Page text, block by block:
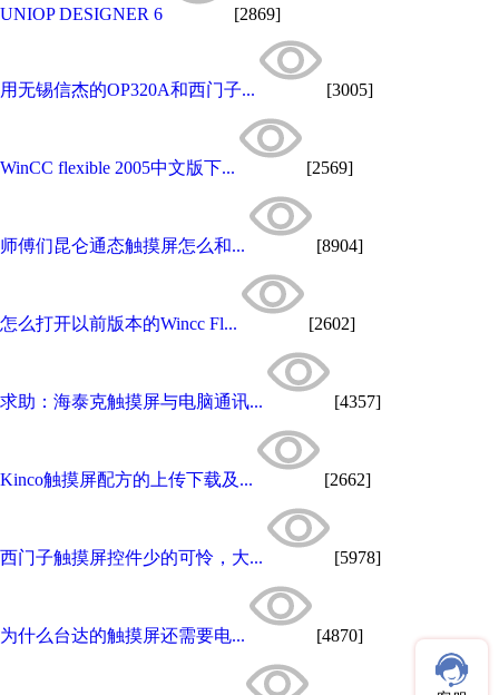
UNIOP DESIGNER 6 [2869]
用无锡信杰的OP320A和西门子... [3005]
WinCC flexible 2005中文版下... [2569]
师傅们昆仑通态触摸屏怎么和... [8904]
怎么打开以前版本的Wincc Fl... [2602]
求助：海泰克触摸屏与电脑通讯... [4357]
Kinco触摸屏配方的上传下载及... [2662]
西门子触摸屏控件少的可怜，大... [5978]
为什么台达的触摸屏还需要电... [4870]